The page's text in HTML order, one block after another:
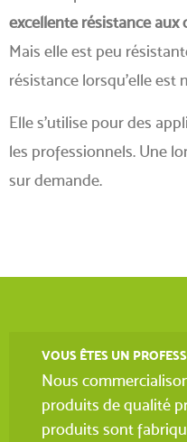
excellente résistance aux
Mais elle est peu
résistance lorsqu’elle est
Elle s’utilise pour des
les professionnels. Une
sur demande.
VOUS ÊTES UN
Nous
produits de qualité
produits sont